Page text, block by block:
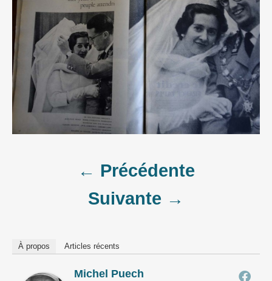
navigation
← Précédente
Suivante →
À propos Articles récents
Michel Puech